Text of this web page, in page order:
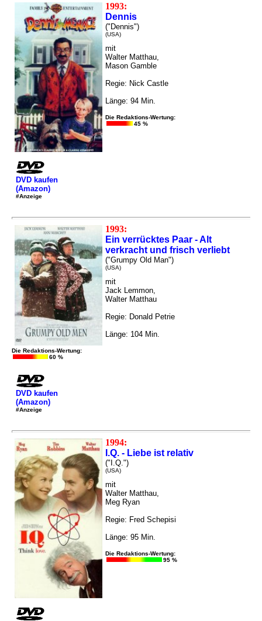
1993:
Dennis
("Dennis")
(USA)
mit
Walter Matthau,
Mason Gamble
Regie: Nick Castle
Länge: 94 Min.
Die Redaktions-Wertung:
45 %
DVD kaufen
(Amazon)
#Anzeige
1993:
Ein verrücktes Paar - Alt
verkracht und frisch verliebt
("Grumpy Old Man")
(USA)
mit
Jack Lemmon,
Walter Matthau
Regie: Donald Petrie
Länge: 104 Min.
Die Redaktions-Wertung:
60 %
DVD kaufen
(Amazon)
#Anzeige
1994:
I.Q. - Liebe ist relativ
("I.Q.")
(USA)
mit
Walter Matthau,
Meg Ryan
Regie: Fred Schepisi
Länge: 95 Min.
Die Redaktions-Wertung:
95 %